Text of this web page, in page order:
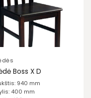
Boss X D
940 mm
400 mm